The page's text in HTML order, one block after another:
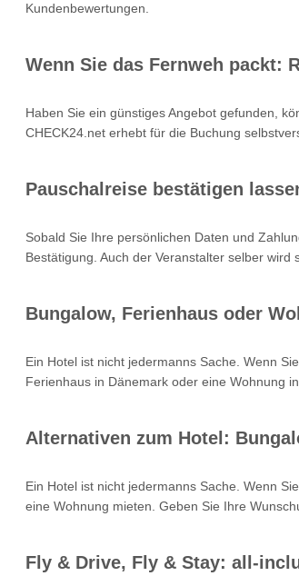
Kundenbewertungen.
Wenn Sie das Fernweh packt:
Haben Sie ein günstiges Angebot gefunden,
CHECK24.net erhebt für die Buchung
Pauschalreise bestätigen
Sobald Sie Ihre persönlichen Daten und
Bestätigung. Auch der Veranstalter selber
Bungalow, Ferienhaus oder
Ein Hotel ist nicht jedermanns Sache. Wenn
Ferienhaus in Dänemark oder eine Wohnung
Alternativen zum Hotel:
Ein Hotel ist nicht jedermanns Sache. Wenn
eine Wohnung mieten. Geben Sie Ihre
Fly & Drive, Fly & Stay: all-